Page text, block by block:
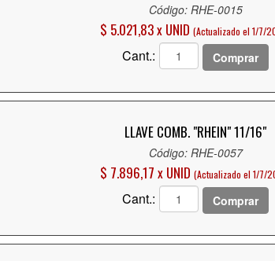
Código: RHE-0015
$ 5.021,83 x UNID (Actualizado el 1/7/
Cant.: Comprar
LLAVE COMB. "RHEIN" 11/16"
Código: RHE-0057
$ 7.896,17 x UNID (Actualizado el 1/7/
Cant.: Comprar